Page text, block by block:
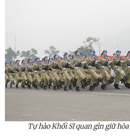
Tự hào Khối Sĩ quan gìn giữ